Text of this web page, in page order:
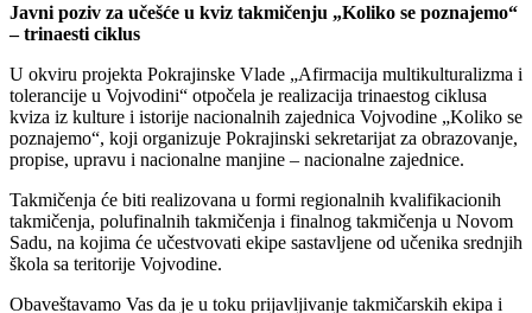
Javni poziv za učešće u kviz takmičenju „Koliko se poznajemo“
– trinaesti ciklus
U okviru projekta Pokrajinske Vlade „Afirmacija multikulturalizma i
tolerancije u Vojvodini“ otpočela je realizacija trinaestog ciklusa
kviza iz kulture i istorije nacionalnih zajednica Vojvodine „Koliko se
poznajemo“, koji organizuje Pokrajinski sekretarijat za obrazovanje,
propise, upravu i nacionalne manjine – nacionalne zajednice.
Takmičenja će biti realizovana u formi regionalnih kvalifikacionih
takmičenja, polufinalnih takmičenja i finalnog takmičenja u Novom
Sadu, na kojima će učestvovati ekipe sastavljene od učenika srednjih
škola sa teritorije Vojvodine.
Obaveštavamo Vas da je u toku prijavljivanje takmičarskih ekipa i